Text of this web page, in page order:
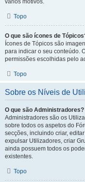
vários motivos.
Topo
O que são ícones de
Ícones de Tópicos são
para indicar o seu conteúdo.
permissões escolhidas pelo
Topo
Sobre os Níveis de
O que são Administradores?
Administradores são os
sobre todos os aspetos do
secções, incluindo criar,
expulsar Utilizadores, criar
ainda possuem todos os
existentes.
Topo